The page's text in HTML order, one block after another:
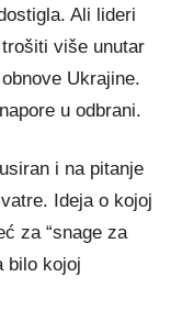
Ali lideri
više unutar
Ukrajine.
u odbrani.
i na pitanje
Ideja o kojoj
za “snage za
bilo kojoj